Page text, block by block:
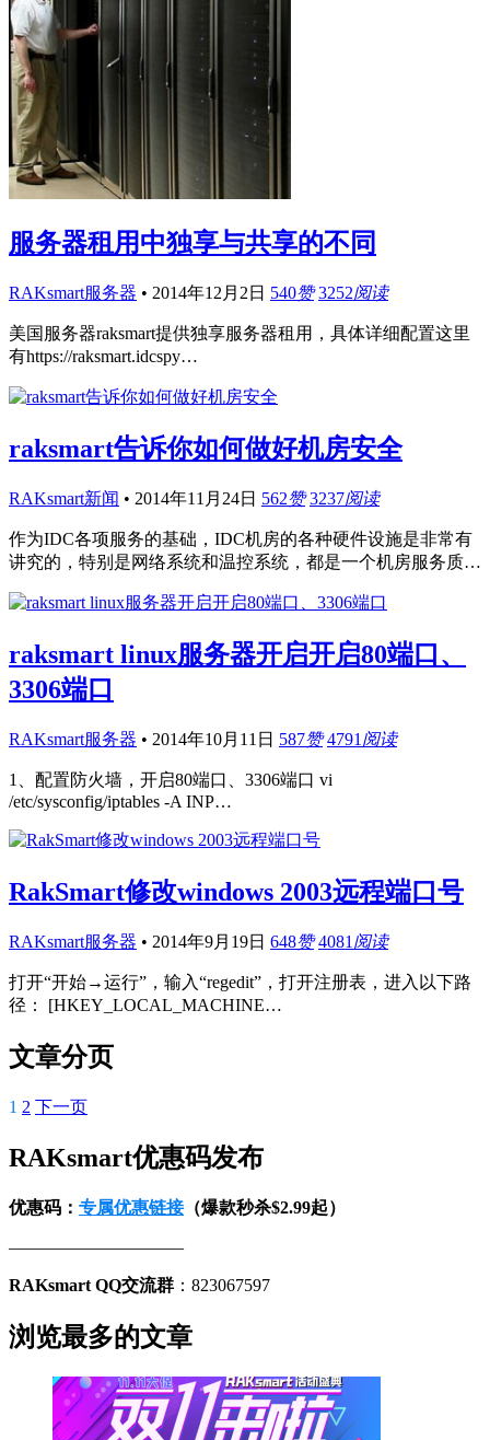
服务器租用中独享与共享的不同
RAKsmart服务器 • 2014年12月2日 540赞 3252阅读
美国服务器raksmart提供独享服务器租用，具体详细配置这里
有https://raksmart.idcspy…
raksmart告诉你如何做好机房安全
RAKsmart新闻 • 2014年11月24日 562赞 3237阅读
作为IDC各项服务的基础，IDC机房的各种硬件设施是非常有
讲究的，特别是网络系统和温控系统，都是一个机房服务质…
raksmart linux服务器开启开启80端口、
3306端口
RAKsmart服务器 • 2014年10月11日 587赞 4791 阅读
1、配置防火墙，开启80端口、3306端口 vi
/etc/sysconfig/iptables -A INP…
RakSmart修改windows 2003远程端口号
RAKsmart服务器 • 2014年9月19日 648赞 4081 阅读
打开“开始→运行”，输入“regedit”，打开注册表，进入以下路
径： [HKEY_LOCAL_MACHINE…
文章分页
1 2 下一页
RAKsmart优惠码发布
优惠码： 专属优惠链接（爆款秒杀$2.99起）
——————————
RAKsmart QQ交流群 ：823067597
浏览最多的文章